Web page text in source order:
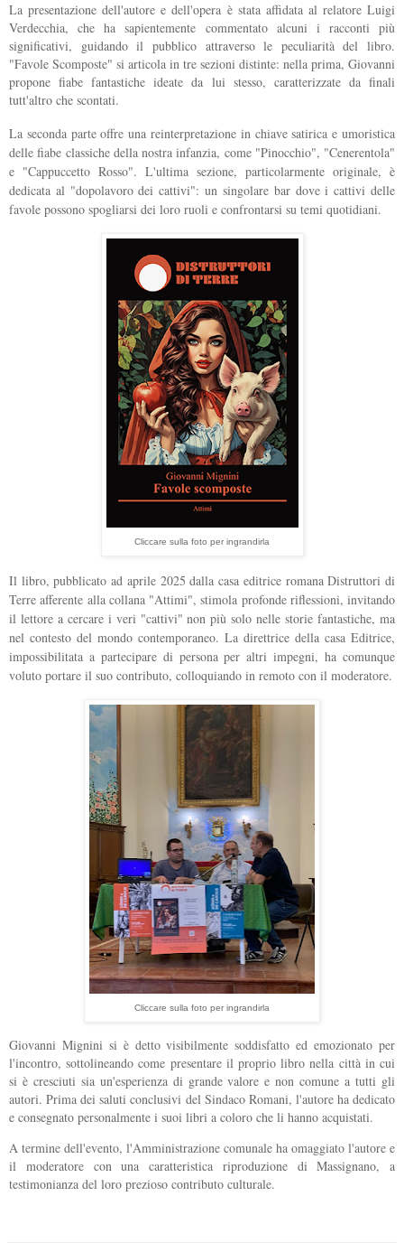
La presentazione dell'autore e dell'opera è stata affidata al relatore Luigi
Verdecchia, che ha sapientemente commentato alcuni i racconti più
significativi, guidando il pubblico attraverso le peculiarità del libro.
"Favole Scomposte" si articola in tre sezioni distinte: nella prima, Giovanni
propone fiabe fantastiche ideate da lui stesso, caratterizzate da finali
tutt'altro che scontati.
La seconda parte offre una reinterpretazione in chiave satirica e umoristica
delle fiabe classiche della nostra infanzia, come "Pinocchio", "Cenerentola"
e "Cappuccetto Rosso". L'ultima sezione, particolarmente originale, è
dedicata al "dopolavoro dei cattivi": un singolare bar dove i cattivi delle
favole possono spogliarsi dei loro ruoli e confrontarsi su temi quotidiani.
Cliccare sulla foto per ingrandirla
Il libro, pubblicato ad aprile 2025 dalla casa editrice romana Distruttori di
Terre afferente alla collana "Attimi", stimola profonde riflessioni, invitando
il lettore a cercare i veri "cattivi" non più solo nelle storie fantastiche, ma
nel contesto del mondo contemporaneo. La direttrice della casa Editrice,
impossibilitata a partecipare di persona per altri impegni, ha comunque
voluto portare il suo contributo, colloquiando in remoto con il moderatore.
Cliccare sulla foto per ingrandirla
Giovanni Mignini si è detto visibilmente soddisfatto ed emozionato per
l'incontro, sottolineando come presentare il proprio libro nella città in cui
si è cresciuti sia un'esperienza di grande valore e non comune a tutti gli
autori. Prima dei saluti conclusivi del Sindaco Romani, l'autore ha dedicato
e consegnato personalmente i suoi libri a coloro che li hanno acquistati.
A termine dell'evento, l'Amministrazione comunale ha omaggiato l'autore e
il moderatore con una caratteristica riproduzione di Massignano, a
testimonianza del loro prezioso contributo culturale.